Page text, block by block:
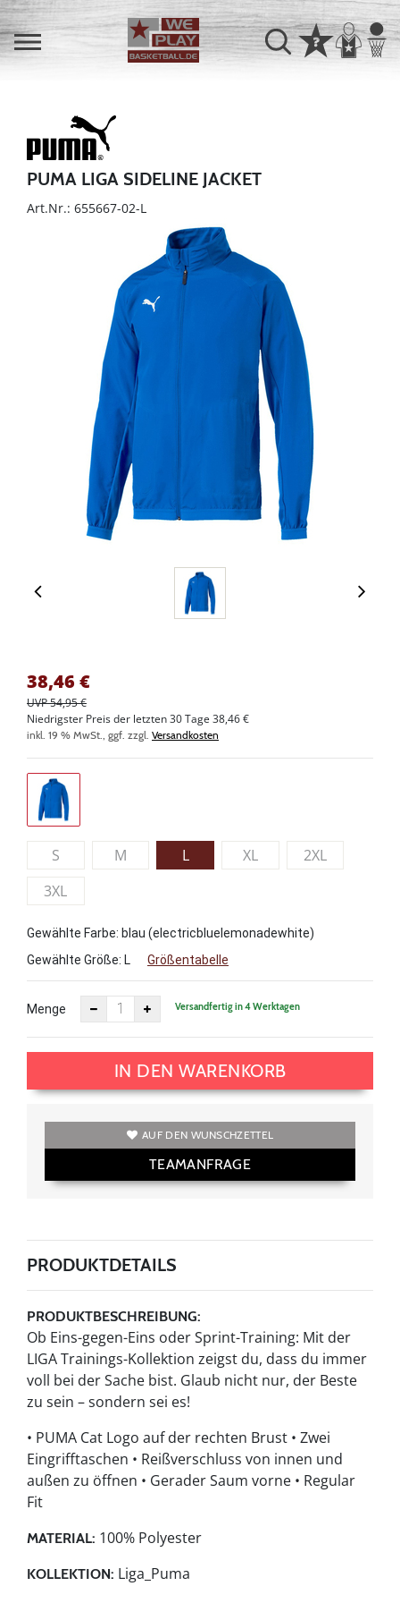
PUMA LIGA SIDELINE JACKET
Art.Nr.: 655667-02-L
38,46 €
UVP 54,95 €
Niedrigster Preis der letzten 30 Tage 38,46 €
inkl. 19 % MwSt., ggf. zzgl. Versandkosten
S M L XL
2XL
3XL
Gewählte Farbe: blau (electricbluelemonadewhite)
Gewählte Größe: L Größentabelle
Menge Versandfertig in 4 Werktagen
IN DEN WARENKORB
AUF DEN WUNSCHZETTEL
TEAMANFRAGE
PRODUKTDETAILS
PRODUKTBESCHREIBUNG:
Ob Eins-gegen-Eins oder Sprint-Training: Mit der
LIGA Trainings-Kollektion zeigst du, dass du immer
voll bei der Sache bist. Glaub nicht nur, der Beste
zu sein – sondern sei es!
• PUMA Cat Logo auf der rechten Brust • Zwei
Eingrifftaschen • Reißverschluss von innen und
außen zu öffnen • Gerader Saum vorne • Regular
Fit
MATERIAL: 100% Polyester
KOLLEKTION: Liga_Puma